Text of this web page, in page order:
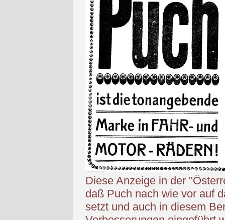
Diese Anzeige in der
daß Puch nach wie vor auf
setzt und auch in diesem